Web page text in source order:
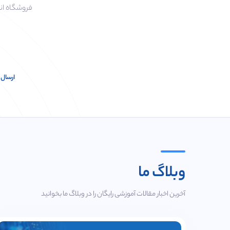
فروشگاه
تیم
فروشگاه
تیم
وبلاگ ما
آخرین اخبار مقالات آموزشی رایگان را در وبلاگ ما بخوانید